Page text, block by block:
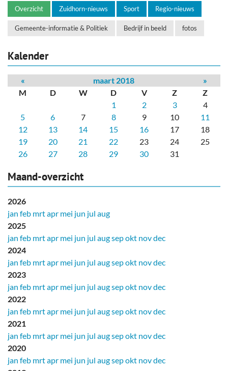
Overzicht Zuidhorn-nieuws Sport Regio-nieuws
Gemeente-informatie & Politiek Bedrijf in beeld fotos
Kalender
« maart 2018
»
M
D W D V Z
Z
1
2 3
4
5
6 7 8 9 10
11
12
13 14 15 16 17
18
19
20 21 22 23 24
25
26
27 28 29 30 31
Maand-overzicht
2026
jan feb mrtapr mei jun jul aug
2025
jan feb mrtapr mei jun jul augsepokt novdec
2024
jan feb mrtapr mei jun jul augsepokt novdec
2023
jan feb mrtapr mei jun jul augsepokt novdec
2022
jan feb mrtapr mei jun jul augsepokt novdec
2021
jan feb mrtapr mei jun jul augsepokt novdec
2020
jan feb mrtapr mei jun jul augsepokt novdec